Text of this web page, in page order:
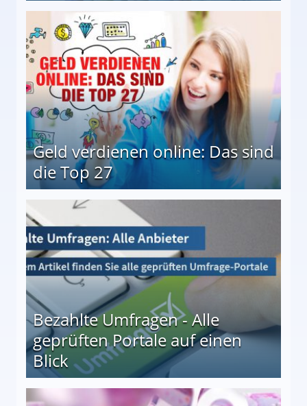
Geld verdienen online: Das sind
die Top 27
Bezahlte Umfragen - Alle
geprüften Portale auf einen
Blick
auf einen Blick